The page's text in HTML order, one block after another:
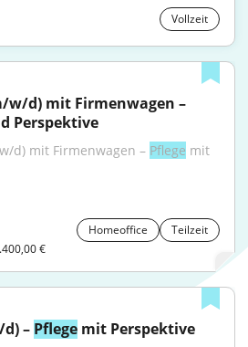
Vollzeit
Perspektive
d) mit Firmenwagen – Pflege mit
Homeoffice
Teilzeit
€
– Pflege mit Perspektive